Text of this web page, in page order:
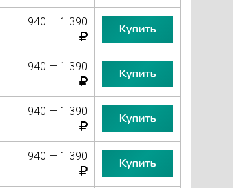
940 — 1 390
Купить
940 — 1 390
Купить
940 — 1 390
Купить
940 — 1 390
Купить